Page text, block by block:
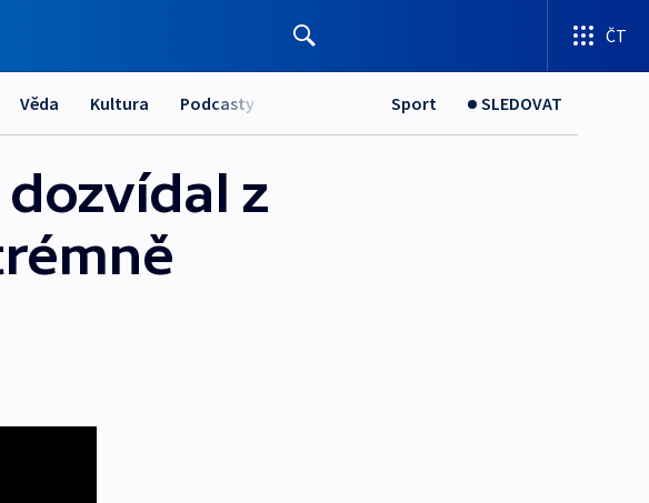
ČT
Věda Kultura Podcasty Sport SLEDOVAT
z